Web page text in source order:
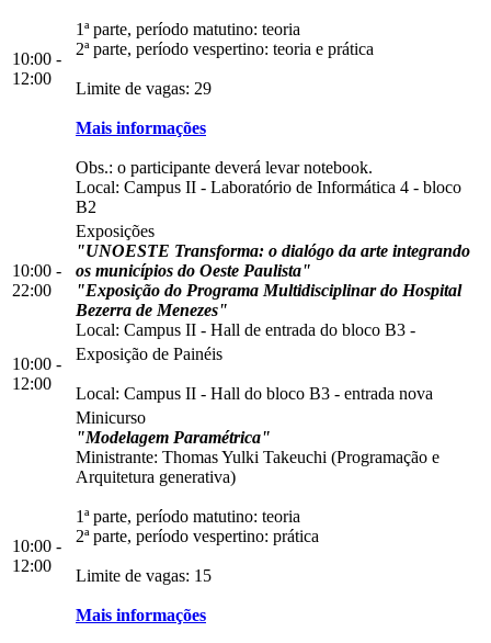
10:00 -
12:00
1ª parte, período matutino: teoria
2ª parte, período vespertino: teoria e prática
Limite de vagas: 29
Mais informações
Obs.: o participante deverá levar notebook.
Local: Campus II - Laboratório de Informática 4 - bloco
B2
10:00 -
22:00
Exposições
"UNOESTE Transforma: o dialógo da arte integrando
os municípios do Oeste Paulista"
"Exposição do Programa Multidisciplinar do Hospital
Bezerra de Menezes"
Local: Campus II - Hall de entrada do bloco B3 -
10:00 -
12:00
Exposição de Painéis
Local: Campus II - Hall do bloco B3 - entrada nova
10:00 -
12:00
Minicurso
"Modelagem Paramétrica"
Ministrante: Thomas Yulki Takeuchi (Programação e
Arquitetura generativa)
1ª parte, período matutino: teoria
2ª parte, período vespertino: prática
Limite de vagas: 15
Mais informações